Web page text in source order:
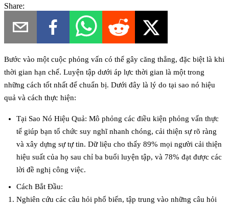
Share:
Bước vào một cuộc phỏng vấn có thể gây căng thẳng, đặc biệt là khi
thời gian hạn chế. Luyện tập dưới áp lực thời gian là một trong
những cách tốt nhất để chuẩn bị. Dưới đây là lý do tại sao nó hiệu
quả và cách thực hiện:
Tại Sao Nó Hiệu Quả: Mô phỏng các điều kiện phỏng vấn thực
tế giúp bạn tổ chức suy nghĩ nhanh chóng, cải thiện sự rõ ràng
và xây dựng sự tự tin. Dữ liệu cho thấy 89% mọi người cải thiện
hiệu suất của họ sau chỉ ba buổi luyện tập, và 78% đạt được các
lời đề nghị công việc.
Cách Bắt Đầu:
Nghiên cứu các câu hỏi phổ biến, tập trung vào những câu hỏi